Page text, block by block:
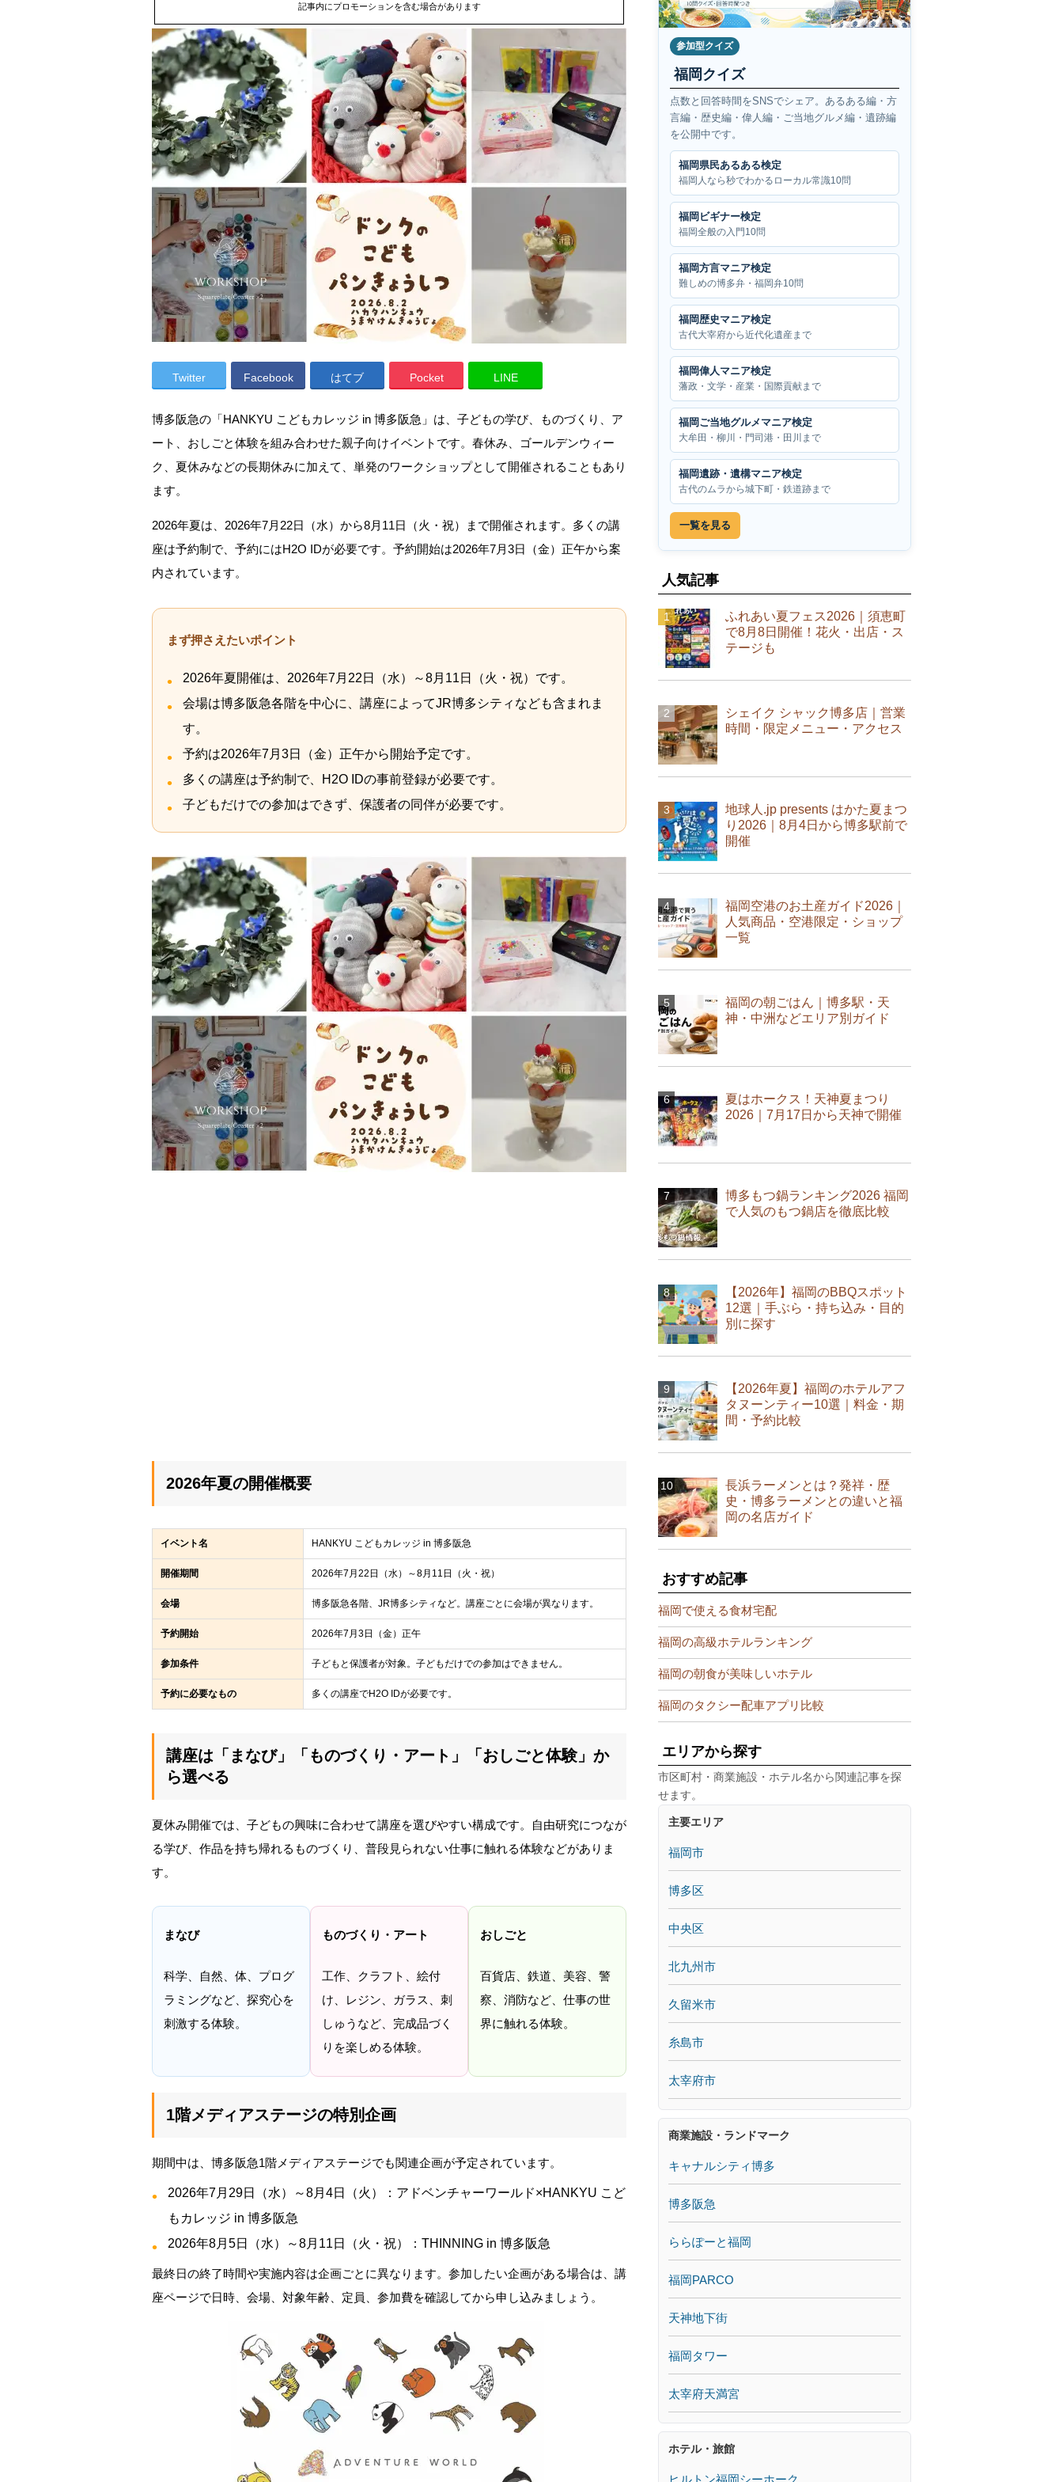
記事内にプロモーションを含む場合があります
Twitter Facebook はてブ Pocket LINE
博多阪急の「HANKYU こどもカレッジ in 博多阪急」は、子どもの学び、ものづくり、ア
ート、おしごと体験を組み合わせた親子向けイベントです。春休み、ゴールデンウィー
ク、夏休みなどの長期休みに加えて、単発のワークショップとして開催されることもあり
ます。
2026年夏は、2026年7月22日（水）から8月11日（火・祝）まで開催されます。多くの講
座は予約制で、予約にはH2O IDが必要です。予約開始は2026年7月3日（金）正午から案
内されています。
まず押さえたいポイント
2026年夏開催は、2026年7月22日（水）～8月11日（火・祝）です。
会場は博多阪急各階を中心に、講座によってJR博多シティなども含まれま
す。
予約は2026年7月3日（金）正午から開始予定です。
多くの講座は予約制で、H2O IDの事前登録が必要です。
子どもだけでの参加はできず、保護者の同伴が必要です。
2026年夏の開催概要
イベント名 HANKYU こどもカレッジ in 博多阪急
開催期間 2026年7月22日（水）～8月11日（火・祝）
会場 博多阪急各階、JR博多シティなど。講座ごとに会場が異なります。
予約開始 2026年7月3日（金）正午
参加条件 子どもと保護者が対象。子どもだけでの参加はできません。
予約に必要なもの 多くの講座でH2O IDが必要です。
講座は「まなび」「ものづくり・アート」「おしごと体験」か
ら選べる
夏休み開催では、子どもの興味に合わせて講座を選びやすい構成です。自由研究につなが
る学び、作品を持ち帰れるものづくり、普段見られない仕事に触れる体験などがありま
す。
まなび
科学、自然、体、プログ
ラミングなど、探究心を
刺激する体験。
ものづくり・アート
工作、クラフト、絵付
け、レジン、ガラス、刺
しゅうなど、完成品づく
りを楽しめる体験。
おしごと
百貨店、鉄道、美容、警
察、消防など、仕事の世
界に触れる体験。
1階メディアステージの特別企画
期間中は、博多阪急1階メディアステージでも関連企画が予定されています。
2026年7月29日（水）～8月4日（火）：アドベンチャーワールド×HANKYU こど
もカレッジ in 博多阪急
2026年8月5日（水）～8月11日（火・祝）：THINNING in 博多阪急
最終日の終了時間や実施内容は企画ごとに異なります。参加したい企画がある場合は、講
座ページで日時、会場、対象年齢、定員、参加費を確認してから申し込みましょう。
参加型クイズ
福岡クイズ
点数と回答時間をSNSでシェア。あるある編・方
言編・歴史編・偉人編・ご当地グルメ編・遺跡編
を公開中です。
福岡県民あるある検定
福岡人なら秒でわかるローカル常識10問
福岡ビギナー検定
福岡全般の入門10問
福岡方言マニア検定
難しめの博多弁・福岡弁10問
福岡歴史マニア検定
古代大宰府から近代化遺産まで
福岡偉人マニア検定
藩政・文学・産業・国際貢献まで
福岡ご当地グルメマニア検定
大牟田・柳川・門司港・田川まで
福岡遺跡・遺構マニア検定
古代のムラから城下町・鉄道跡まで
一覧を見る
人気記事
ふれあい夏フェス2026｜須恵町
で8月8日開催！花火・出店・ス
テージも
シェイク シャック博多店｜営業
時間・限定メニュー・アクセス
地球人.jp presents はかた夏まつ
り2026｜8月4日から博多駅前で
開催
福岡空港のお土産ガイド2026｜
人気商品・空港限定・ショップ
一覧
福岡の朝ごはん｜博多駅・天
神・中洲などエリア別ガイド
夏はホークス！天神夏まつり
2026｜7月17日から天神で開催
博多もつ鍋ランキング2026 福岡
で人気のもつ鍋店を徹底比較
【2026年】福岡のBBQスポット
12選｜手ぶら・持ち込み・目的
別に探す
【2026年夏】福岡のホテルアフ
タヌーンティー10選｜料金・期
間・予約比較
長浜ラーメンとは？発祥・歴
史・博多ラーメンとの違いと福
岡の名店ガイド
おすすめ記事
福岡で使える食材宅配
福岡の高級ホテルランキング
福岡の朝食が美味しいホテル
福岡のタクシー配車アプリ比較
エリアから探す
市区町村・商業施設・ホテル名から関連記事を探
せます。
主要エリア
福岡市
博多区
中央区
北九州市
久留米市
糸島市
太宰府市
商業施設・ランドマーク
キャナルシティ博多
博多阪急
ららぽーと福岡
福岡PARCO
天神地下街
福岡タワー
太宰府天満宮
ホテル・旅館
ヒルトン福岡シーホーク